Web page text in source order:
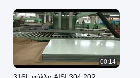
00:14